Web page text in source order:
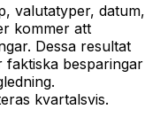
valutatyper, datum,
kommer att
Dessa resultat
faktiska besparingar
kvartalsvis.